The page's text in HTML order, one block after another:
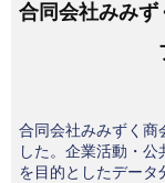
合同会社みみ
合同会社みみずく商
した。企業活動・
を目的としたデー